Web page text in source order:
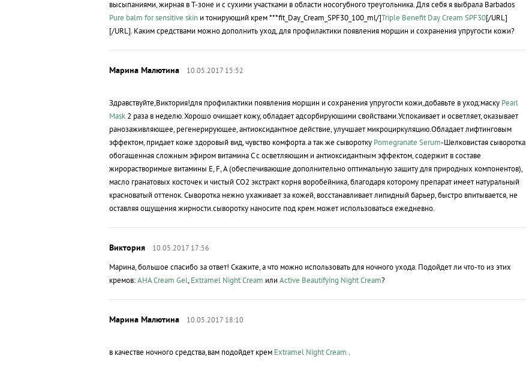
высыпаниями, жирная в Т-зоне и с сухими участками в области носогубного треугольника. Для себя я выбрала Barbados
Pure balm for sensitive skin и тонирующий крем ***fit_Day_Cream_SPF30_100_ml/]Triple Benefit Day Cream SPF30[/URL]
[/URL]. Каким средствами можно дополнить уход, для профилактики появления морщин и сохранения упругости кожи?
10.05.2017 15:52
Здравствуйте,Виктория!для профилактики появления морщин и сохранения упругости кожи,добавьте в уход:маску Pearl
Mask 2 раза в неделю.Хорошо очищает кожу, обладает адсорбирующими свойствами.Успокаивает и осветляет, оказывает
ранозаживляющее, регенерирующее, антиоксидантное действие, улучшает микроциркуляцию.Обладает лифтинговым
эффектом, придает коже здоровый вид, чувство комфорта.а так же сыворотку Pomegranate Serum-Шелковистая сыворотка,
обогащенная сложным эфиром витамина С с осветляющим и антиоксидантным эффектом, содержит в составе
жирорастворимые витамины Е, F, A (обеспечивающие дополнительно оптимальную защиту для природных компонентов),
масло гранатовых косточек и чистый СО2 экстракт корня воробейника, благодаря которому препарат имеет натуральный
красноватый оттенок. Сыворотка нежно ухаживает за кожей, восстанавливает липидный барьер, быстро впитывается, не
оставляя ощущения жирности.сыворотку наносите под крем.может использоваться ежедневно.
10.05.2017 17:56
Марина, большое спасибо за ответ! Скажите, а что можно использовать для ночного ухода. Подойдет ли что-то из этих
кремов: AHA Cream Gel Extramel Night Cream или Active Beautifying Night Cream?
10.05.2017 18:10
в качестве ночного средства,вам подойдет крем Extramel Night Cream